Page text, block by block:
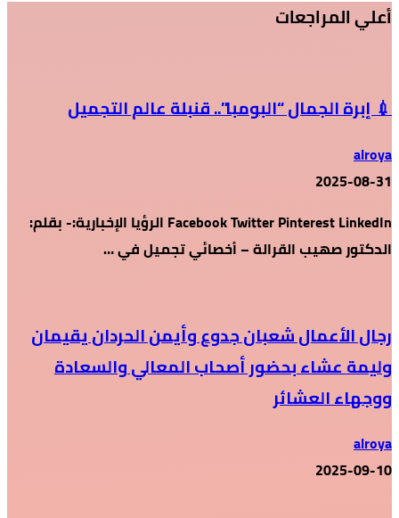
أعلي المراجعات
💉 إبرة الجمال “البومبا”.. قنبلة عالم التجميل
alroya
2025-08-31
Facebook Twitter Pinterest LinkedIn الرؤيا الإخبارية:- بقلم:
الدكتور صهيب القرالة – أخصائي تجميل في …
رجال الأعمال شعبان جدوع وأيمن الحردان يقيمان
وليمة عشاء بحضور أصحاب المعالي والسعادة
ووجهاء العشائر
alroya
2025-09-10